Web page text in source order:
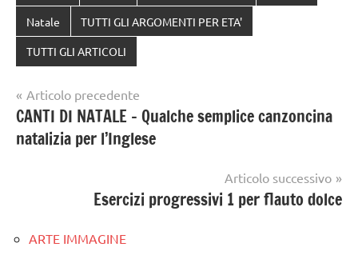
Natale TUTTI GLI ARGOMENTI PER ETA'
TUTTI GLI ARTICOLI
Navigazione
articoli
Articolo precedente
CANTI DI NATALE – Qualche semplice canzoncina
natalizia per l’Inglese
Articolo successivo
Esercizi progressivi 1 per flauto dolce
ARTE IMMAGINE